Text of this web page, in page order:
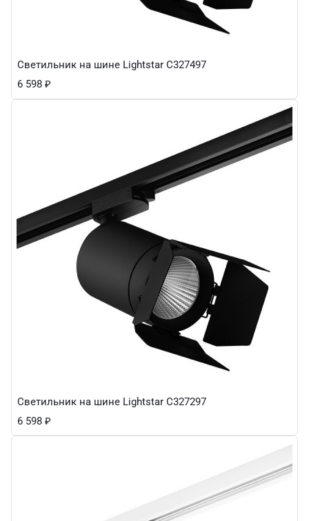
Светильник на шине Lightstar C327497
6 598 ₽
Светильник на шине Lightstar C327297
6 598 ₽